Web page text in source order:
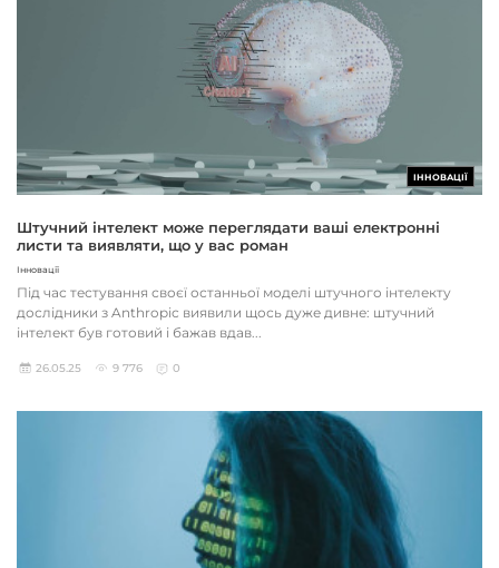
ІННОВАЦІЇ
Штучний інтелект може переглядати ваші електронні
листи та виявляти, що у вас роман
Інновації
Під час тестування своєї останньої моделі штучного інтелекту
дослідники з Anthropic виявили щось дуже дивне: штучний
інтелект був готовий і бажав вдав...
26.05.25 9 776 0